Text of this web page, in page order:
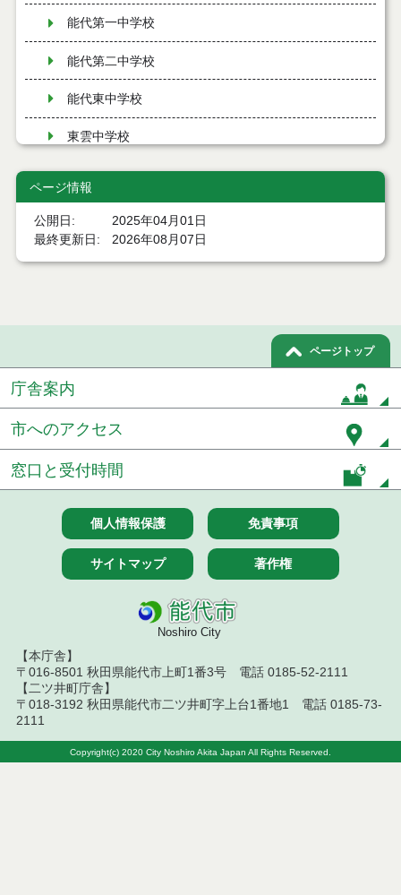
能代第一中学校
能代第二中学校
能代東中学校
東雲中学校
能代南中学校
二ツ井中学校
学校教育係
南部共同調理場
能代市小規模小学校の在り方に関する基本方針
学校給食センター
防犯ブザー配布
学校給食センター
ページ情報
公開日
2025年04月01日
最終更新日
2026年08月07日
ページトップ
庁舎案内
市へのアクセス
窓口と受付時間
個人情報保護 免責事項
サイトマップ 著作権
Noshiro City
【本庁舎】
〒016-8501 秋田県能代市上町1番3号 電話 0185-52-2111
【二ツ井町庁舎】
〒018-3192 秋田県能代市二ツ井町字上台1番地1 電話 0185-73-
2111
Copyright(c) 2020 City Noshiro Akita Japan All Rights Reserved.